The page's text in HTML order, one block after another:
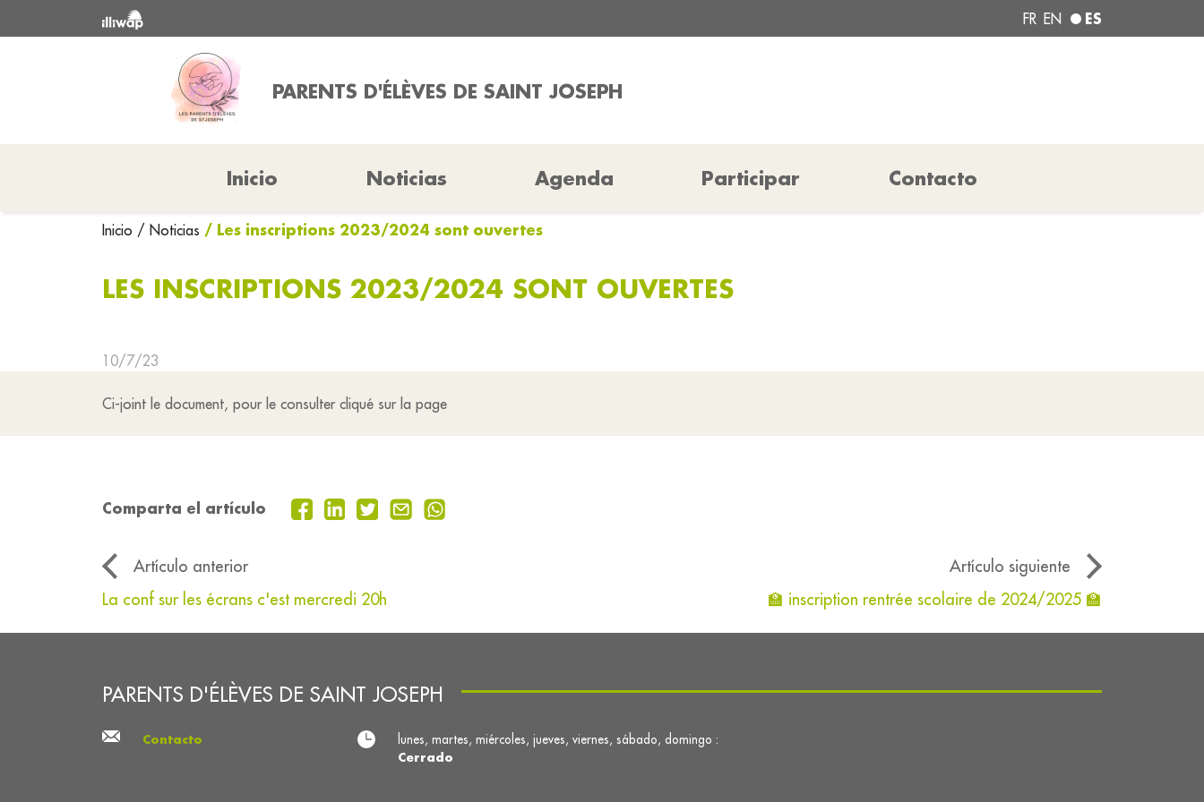
FR EN ES
PARENTS D'ÉLÈVES DE SAINT JOSEPH
Inicio Noticias Agenda Participar Contacto
Inicio / Noticias / Les inscriptions 2023/2024 sont ouvertes
LES INSCRIPTIONS 2023/2024 SONT OUVERTES
10/7/23
Ci-joint le document, pour le consulter cliqué sur la page
Comparta el artículo
Artículo anterior
Artículo siguiente
La conf sur les écrans c'est mercredi 20h
🏫 inscription rentrée scolaire de 2024/2025 🏫
PARENTS D'ÉLÈVES DE SAINT JOSEPH
Contacto
lunes, martes, miércoles, jueves, viernes, sábado, domingo :
Cerrado